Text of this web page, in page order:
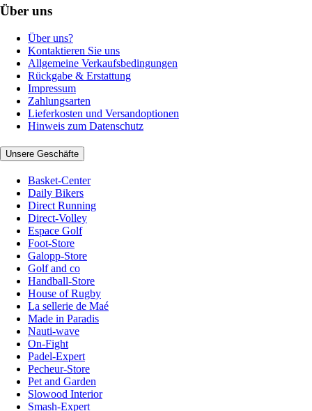
Über uns
Über uns?
Kontaktieren Sie uns
Allgemeine Verkaufsbedingungen
Rückgabe & Erstattung
Impressum
Zahlungsarten
Lieferkosten und Versandoptionen
Hinweis zum Datenschutz
Unsere Geschäfte
Basket-Center
Daily Bikers
Direct Running
Direct-Volley
Espace Golf
Foot-Store
Galopp-Store
Golf and co
Handball-Store
House of Rugby
La sellerie de Maé
Made in Paradis
Nauti-wave
On-Fight
Padel-Expert
Pecheur-Store
Pet and Garden
Slowood Interior
Smash-Expert